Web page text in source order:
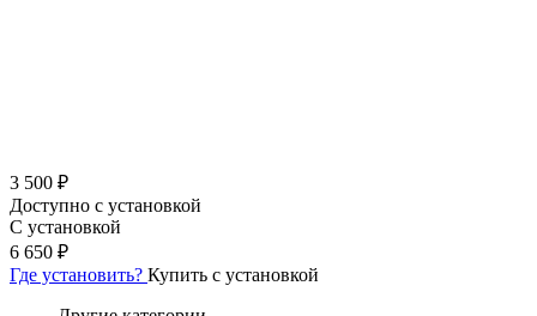
3 500 ₽
Доступно с установкой
С установкой
6 650 ₽
Где установить? Купить с установкой